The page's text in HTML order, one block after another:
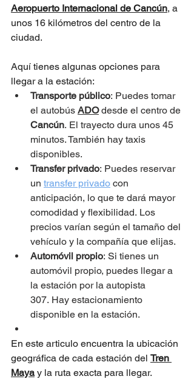
Aeropuerto Internacional de Cancún, a
unos 16 kilómetros del centro de la
ciudad.
Aquí tienes algunas opciones para
llegar a la estación:
Transporte público: Puedes tomar
el autobús ADO desde el centro de
Cancún. El trayecto dura unos 45
minutos. También hay taxis
disponibles.
Transfer privado: Puedes reservar
un transfer privado con
anticipación, lo que te dará mayor
comodidad y flexibilidad. Los
precios varían según el tamaño del
vehículo y la compañía que elijas.
Automóvil propio: Si tienes un
automóvil propio, puedes llegar a
la estación por la autopista
307. Hay estacionamiento
disponible en la estación.
En este articulo encuentra la ubicación
geográfica de cada estación del Tren
Maya y la ruta exacta para llegar.